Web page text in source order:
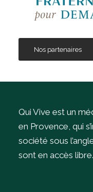
Nos partenaires
Qui Vive est un
en Provence, qui
société sous
sont en accès libre.